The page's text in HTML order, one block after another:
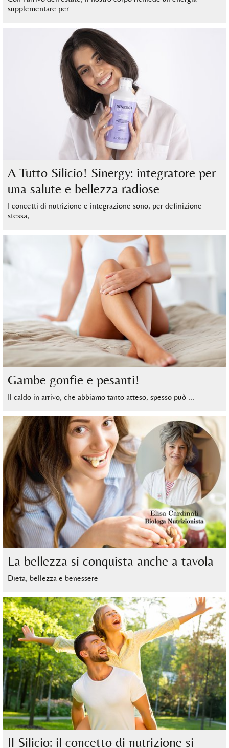
supplementare per …
A Tutto Silicio! Sinergy: integratore per
una salute e bellezza radiose
I concetti di nutrizione e integrazione sono, per definizione
stessa, …
Gambe gonfie e pesanti!
Il caldo in arrivo, che abbiamo tanto atteso, spesso può …
La bellezza si conquista anche a tavola
Dieta, bellezza e benessere
Il Silicio: il concetto di nutrizione si